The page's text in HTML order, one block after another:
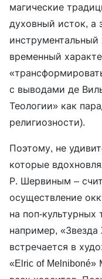
магические
духовный исток, а
инструментальный
временный
с выводами де
Теологии» как
религиозности).
Поэтому, не
которые
Р. Шервиным –
осуществление
на поп-культурных
например,
встречается в
«Elric of